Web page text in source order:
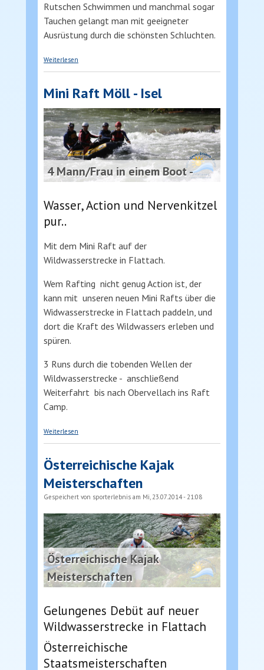
Rutschen Schwimmen und manchmal sogar
Tauchen gelangt man mit geeigneter
Ausrüstung durch die schönsten Schluchten.
Weiterlesen
Mini Raft Möll - Isel
4 Mann/Frau in einem Boot -
Wasser, Action und Nervenkitzel
pur..
Mit dem Mini Raft auf der
Wildwasserstrecke in Flattach.
Wem Rafting nicht genug Action ist, der
kann mit unseren neuen Mini Rafts über die
Widwasserstrecke in Flattach paddeln, und
dort die Kraft des Wildwassers erleben und
spüren.
3 Runs durch die tobenden Wellen der
Wildwasserstrecke - anschließend
Weiterfahrt bis nach Obervellach ins Raft
Camp.
Weiterlesen
Österreichische Kajak
Meisterschaften
Gespeichert von sporterlebnis am Mi, 23.07.2014 - 21:08
Österreichische Kajak
Meisterschaften
Gelungenes Debüt auf neuer
Wildwasserstrecke in Flattach
Österreichische
Staatsmeisterschaften